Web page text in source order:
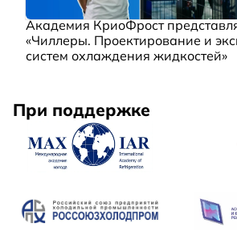
Академия КриоФрост
«Чиллеры. Проектирование и
систем охлаждения жидкостей»
При поддержке